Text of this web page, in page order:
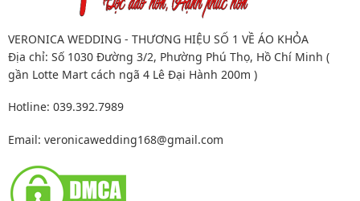
VERONICA WEDDING - THƯƠNG HIỆU SỐ 1 VỀ ÁO KHỎA
Địa chỉ: Số 1030 Đường 3/2, Phường Phú Thọ, Hồ Chí Minh (
gần Lotte Mart cách ngã 4 Lê Đại Hành 200m )
Hotline: 039.392.7989
Email: veronicawedding168@gmail.com